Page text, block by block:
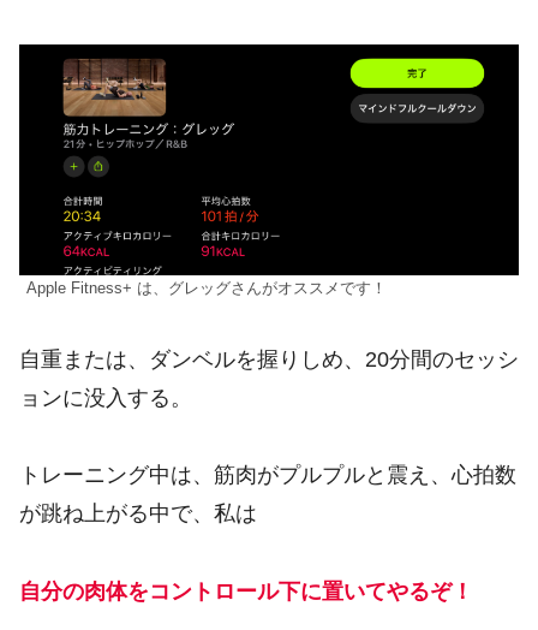
Apple Fitness+ は、グレッグさんがオススメです！
自重または、ダンベルを握りしめ、20分間のセッシ
ョンに没入する。
トレーニング中は、筋肉がプルプルと震え、心拍数
が跳ね上がる中で、私は
自分の肉体をコントロール下に置いてやるぞ！